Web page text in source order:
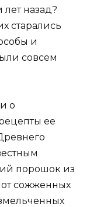
назад?
старались
и
совсем
о
ее
порошок из
сожженных